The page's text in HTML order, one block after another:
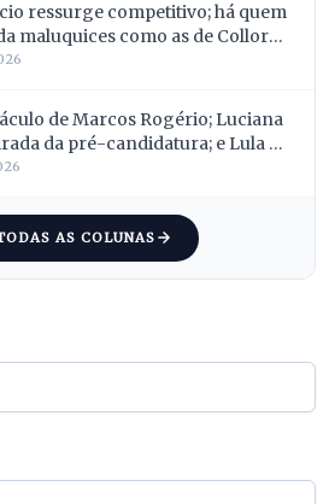
ressurge competitivo; há quem
maluquices como as de Collor
e os “oráculos” das eleições
de Marcos Rogério; Luciana
da pré-candidatura; e Lula e
para fortalecer Confúcio
AS COLUNAS